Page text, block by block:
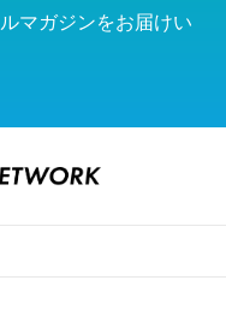
マガジンをお届けい